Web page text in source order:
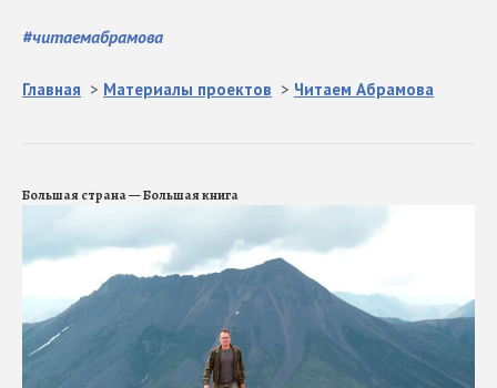
#читаемабрамова
Главная > Материалы проектов > Читаем Абрамова
Большая страна — Большая книга